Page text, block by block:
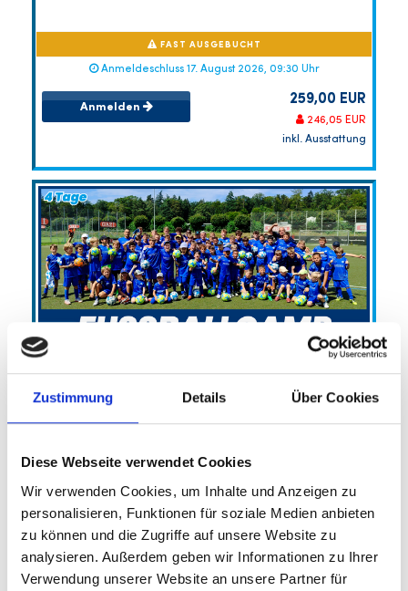
Zustimmung Details Über Cookies
Diese Webseite verwendet Cookies
Wir verwenden Cookies, um Inhalte und Anzeigen zu
personalisieren, Funktionen für soziale Medien anbieten
zu können und die Zugriffe auf unsere Website zu
analysieren. Außerdem geben wir Informationen zu Ihrer
Verwendung unserer Website an unsere Partner für
FAST AUSGEBUCHT
Anmeldeschluss 17. August 2026, 09:30 Uhr
Anmelden 259,00 EUR
246,05 EUR
inkl. Ausstattung
Sommercamp TSV Wendlingen
TSV Wendlingen 1920 e.V.
FREIE PLÄTZE VORHANDEN
Anmeldeschluss 19. August 2026, 09:30 Uhr
Anmelden 215,00 EUR